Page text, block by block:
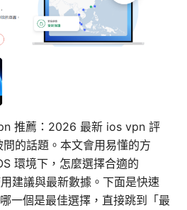
推薦：2026 最新 ios vpn 評
的話題。本文會用易懂的方
環境下，怎麼選擇合適的
建議與最新數據。下面是快速
一個是最佳選擇，直接跳到「最